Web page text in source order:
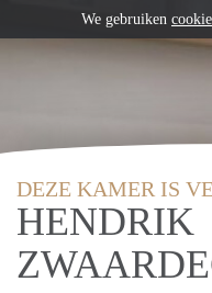
DEZE KAMER IS
HENDRIK
We gebruiken